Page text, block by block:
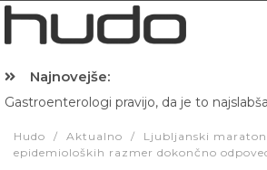
Najnovejše:
Gastroenterologi pravijo, da je to
Hudo / Aktualno /
Ljubljanski
epidemioloških razmer dokončno